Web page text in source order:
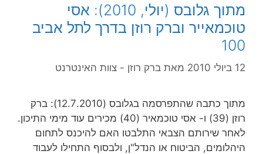
מתוך גלובס (יולי, 2010): אסי
טוכמאייר וברק רוזן בדרך לתל אביב
100
12 ביולי 2010 מאת ברק רוזן - צוות האינטרנט
מתוך כתבה שהתפרסמה בגלובס (12.7.2010): ברק
רוזן (39) ו- אסי טוכמאיר (40) מכירים עוד מימי התיכון.
לאחר שירותם הצבאי התלבטו האם להיכנס לתחום
היהלומים, הביטוח או הנדל"ן, ולבסוף התחילו לעבוד